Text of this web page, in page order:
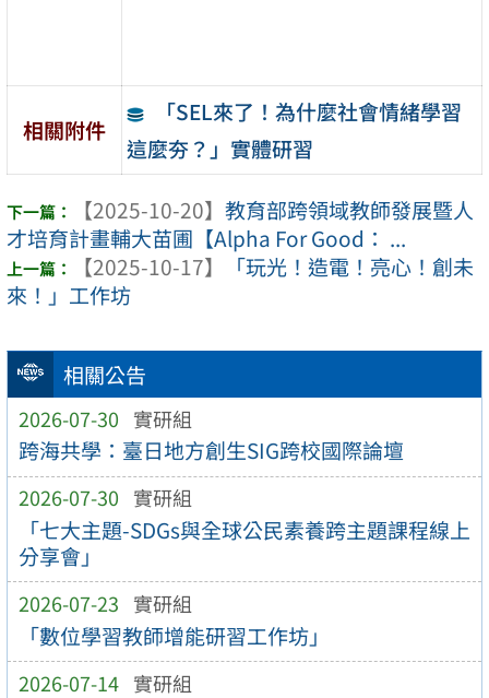
相關公告
2026-07-30 實研組
跨海共學：臺日地方創生SIG跨校國際論壇
2026-07-30 實研組
「七大主題-SDGs與全球公民素養跨主題課程線上
分享會」
2026-07-23 實研組
「數位學習教師增能研習工作坊」
2026-07-14 實研組
相關附件
「SEL來了！為什麼社會情緒學習
這麼夯？」實體研習
【2025-10-20】 教育部跨領域教師發展暨人
才培育計畫輔大苗圃【Alpha For Good： ...
【2025-10-17】
「玩光！造電！亮心！創未
來！」工作坊